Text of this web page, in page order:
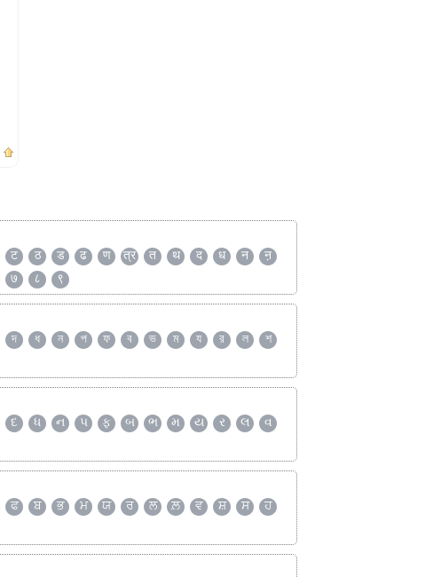
ट ठ ड ढ ण त्र त थ द ध न
ऩ
७ ८ ९
দ ধ ন প ফ ব ভ ম য র ল
শ
દ ધ ન પ ફ બ ભ મ ય ર લ
વ
ਫ ਬ ਭ ਮ ਯ ਰ ਲ ਲ਼ ਵ ਸ਼ ਸ
ਹ